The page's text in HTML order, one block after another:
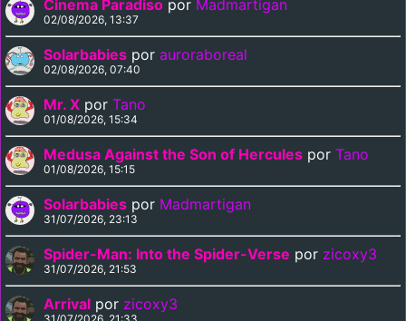
Cinema Paradiso por Madmartigan
02/08/2026, 13:37
Solarbabies por auroraboreal
02/08/2026, 07:40
Mr. X por Tano
01/08/2026, 15:34
Medusa Against the Son of Hercules por Tano
01/08/2026, 15:15
Solarbabies por Madmartigan
31/07/2026, 23:13
Spider-Man: Into the Spider-Verse por zicoxy3
31/07/2026, 21:53
Arrival por zicoxy3